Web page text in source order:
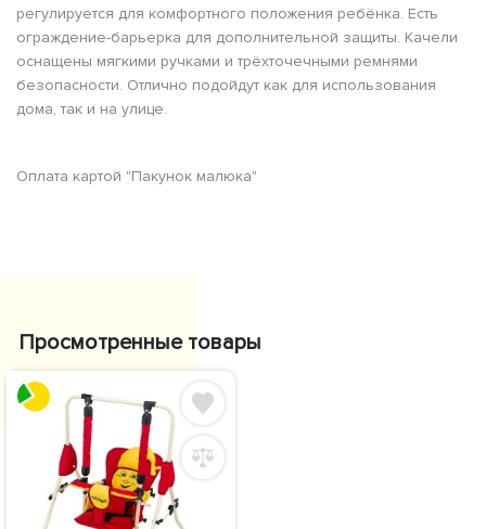
регулируется для комфортного положения ребёнка. Есть
ограждение-барьерка для дополнительной защиты. Качели
оснащены мягкими ручками и трёхточечными ремнями
безопасности. Отлично подойдут как для использования
дома, так и на улице.
Оплата картой "Пакунок малюка"
Просмотренные товары